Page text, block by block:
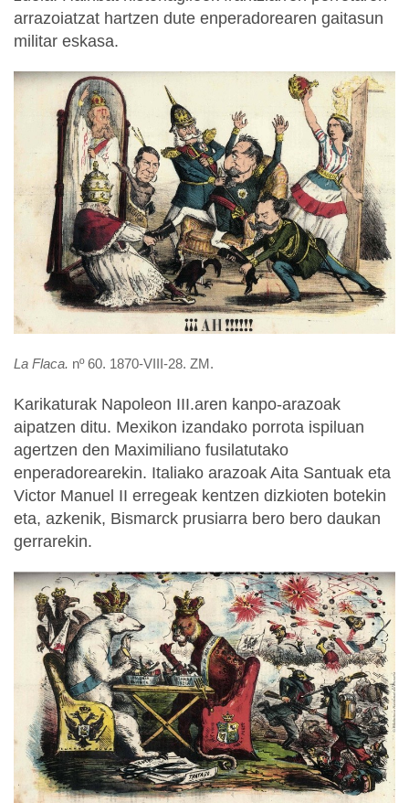
arrazoiatzat hartzen dute enperadorearen gaitasun
militar eskasa.
La Flaca. nº 60. 1870-VIII-28. ZM.
Karikaturak Napoleon III.aren kanpo-arazoak
aipatzen ditu. Mexikon izandako porrota ispiluan
agertzen den Maximiliano fusilatutako
enperadorearekin. Italiako arazoak Aita Santuak eta
Victor Manuel II erregeak kentzen dizkioten botekin
eta, azkenik, Bismarck prusiarra bero bero daukan
gerrarekin.